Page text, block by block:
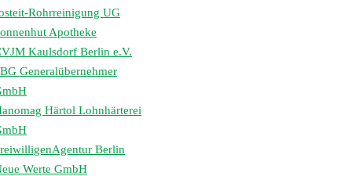
Rohrreinigung UG
Apotheke
Kaulsdorf Berlin e.V.
Generalübernehmer
Härtol Lohnhärterei
Berlin
Werte GmbH